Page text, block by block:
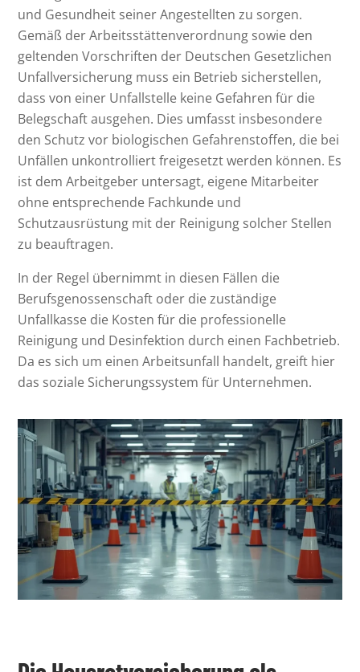
und Gesundheit seiner Angestellten zu sorgen.
Gemäß der Arbeitsstättenverordnung sowie den
geltenden Vorschriften der Deutschen Gesetzlichen
Unfallversicherung muss ein Betrieb sicherstellen,
dass von einer Unfallstelle keine Gefahren für die
Belegschaft ausgehen. Dies umfasst insbesondere
den Schutz vor biologischen Gefahrenstoffen, die bei
Unfällen unkontrolliert freigesetzt werden können. Es
ist dem Arbeitgeber untersagt, eigene Mitarbeiter
ohne entsprechende Fachkunde und
Schutzausrüstung mit der Reinigung solcher Stellen
zu beauftragen.
In der Regel übernimmt in diesen Fällen die
Berufsgenossenschaft oder die zuständige
Unfallkasse die Kosten für die professionelle
Reinigung und Desinfektion durch einen Fachbetrieb.
Da es sich um einen Arbeitsunfall handelt, greift hier
das soziale Sicherungssystem für Unternehmen.